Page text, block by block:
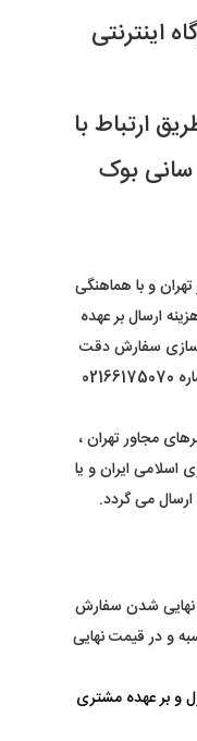
اینترنتی
ارتباط با
سانی بوک
و با هماهنگی
ارسال بر عهده
سازی سفارش دقت
فرمایید و در صورت هر گونه سوال با شماره 02166175070
مجاور تهران ،
ایران و یا
می گردد.
نهایی شدن سفارش
و در قیمت نهایی
و بر عهده مشتری